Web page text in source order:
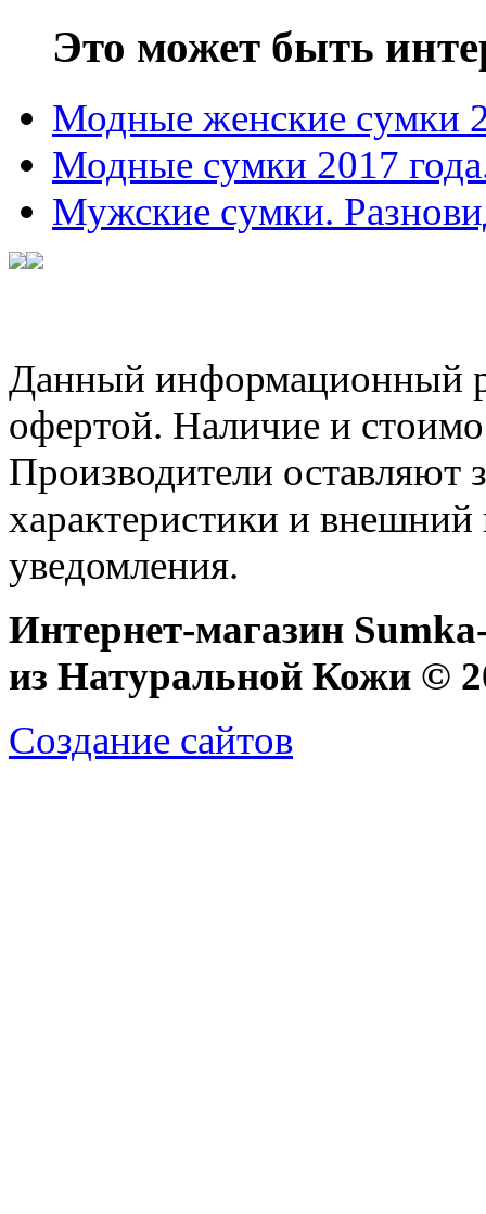
Это может быть
Модные женские сумки
Модные сумки 2017
Мужские сумки.
Данный информационный
офертой. Наличие и
Производители оставляют
характеристики и внешний
уведомления.
Интернет-магазин
из Натуральной Кожи ©
Создание сайтов